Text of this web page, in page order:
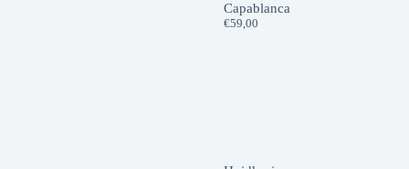
Capablanca
€59,00